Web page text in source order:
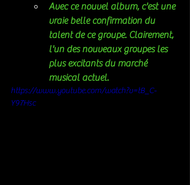
Avec ce nouvel album, c'est une
vraie belle confirmation du
talent de ce groupe. Clairement,
l'un des nouveaux groupes les
plus excitants du marché
musical actuel.
https://www.youtube.com/watch?v=tB_C-
Y97Hsc